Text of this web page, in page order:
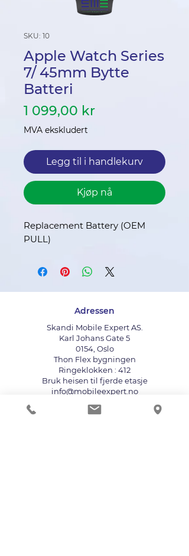
SKU: 10
Apple Watch Series
7/ 45mm Bytte
Batteri
1 099,00 krPris
MVA ekskludert
Legg til i handlekurv
Kjøp nå
Replacement Battery (OEM
PULL)
Adressen
Skandi Mobile Expert AS.
Karl Johans Gate 5
0154, Oslo
Thon Flex bygningen
Ringeklokken : 412
Bruk heisen til fjerde etasje
info@mobileexpert.no